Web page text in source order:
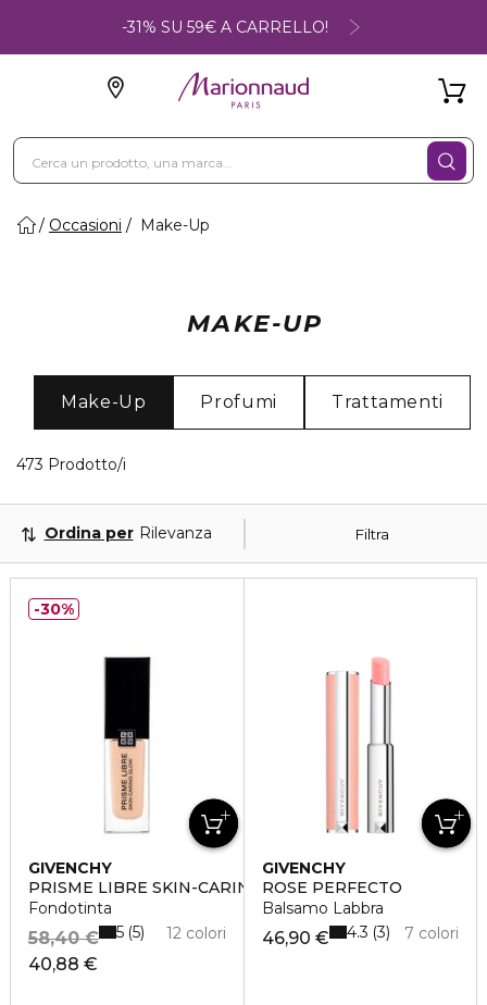
-31% SU 59€ A CARRELLO!
Occasioni Make-Up
MAKE-UP
Make-Up Profumi Trattamenti
473 Prodotto/i
Filtra
Ordina per Rilevanza
GIVENCHY
PRISME LIBRE SKIN-CARING GLOW
Fondotinta
40,88 €
58,40 € 12 colori
5 5
30%
GIVENCHY
ROSE PERFECTO
Balsamo Labbra
46,90 € 7 colori
4.3 3